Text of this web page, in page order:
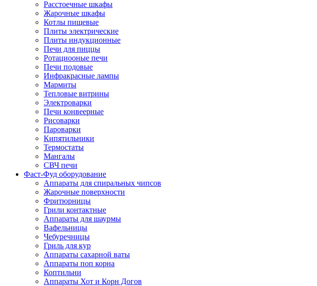
Расстоечные шкафы
Жарочные шкафы
Котлы пищевые
Плиты электрические
Плиты индукционные
Печи для пиццы
Ротациооные печи
Печи подовые
Инфракрасные лампы
Мармиты
Тепловые витрины
Электроварки
Печи конвеерные
Рисоварки
Пароварки
Кипятильники
Термостаты
Мангалы
СВЧ печи
Фаст-Фуд оборудование
Аппараты для спиральных чипсов
Жарочные поверхности
Фритюрницы
Грили контактные
Аппараты для шаурмы
Вафельницы
Чебуречницы
Гриль для кур
Аппараты сахарной ваты
Аппараты поп корна
Коптильни
Аппараты Хот и Корн Догов